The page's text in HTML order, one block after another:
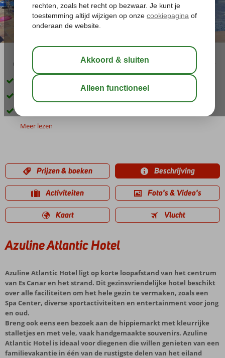
02:45 aug 29°C
Vlak bij Es Canar en het strand
Volop activiteiten voor groot en klein
Meer lezen
Prijzen & boeken Beschrijving
Activiteiten Foto's & Video's
Kaart Vlucht
Azuline Atlantic Hotel
Azuline Atlantic Hotel ligt op korte loopafstand van het centrum
van Es Canar en het strand. Dit gezinsvriendelijke hotel beschikt
over alle faciliteiten om het hele gezin te vermaken, zoals een
Spa Center, diverse sportactiviteiten en entertainment voor jong
en oud.
Breng ook eens een bezoek aan de hippiemarkt met kleurrijke
stalletjes en met vele, vaak handgemaakte souvenirs. Azuline
Atlantic Hotel is ideaal voor diegenen die willen genieten van een
familievakantie in één van de rustigste delen van het eiland